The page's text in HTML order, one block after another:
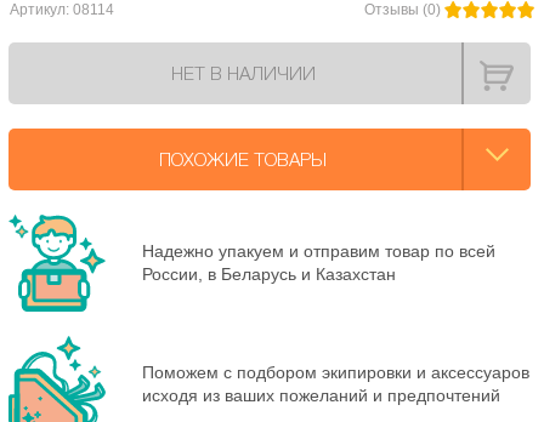
Артикул: 08114 Отзывы (0)
НЕТ В НАЛИЧИИ
ПОХОЖИЕ ТОВАРЫ
Надежно упакуем и отправим товар по всей
России, в Беларусь и Казахстан
Поможем с подбором экипировки и аксессуаров
исходя из ваших пожеланий и предпочтений